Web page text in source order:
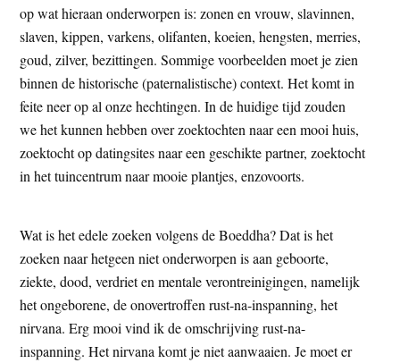
op wat hieraan onderworpen is: zonen en vrouw, slavinnen,
slaven, kippen, varkens, olifanten, koeien, hengsten, merries,
goud, zilver, bezittingen. Sommige voorbeelden moet je zien
binnen de historische (paternalistische) context. Het komt in
feite neer op al onze hechtingen. In de huidige tijd zouden
we het kunnen hebben over zoektochten naar een mooi huis,
zoektocht op datingsites naar een geschikte partner, zoektocht
in het tuincentrum naar mooie plantjes, enzovoorts.
Wat is het edele zoeken volgens de Boeddha? Dat is het
zoeken naar hetgeen niet onderworpen is aan geboorte,
ziekte, dood, verdriet en mentale verontreinigingen, namelijk
het ongeborene, de onovertroffen rust-na-inspanning, het
nirvana. Erg mooi vind ik de omschrijving rust-na-
inspanning. Het nirvana komt je niet aanwaaien. Je moet er